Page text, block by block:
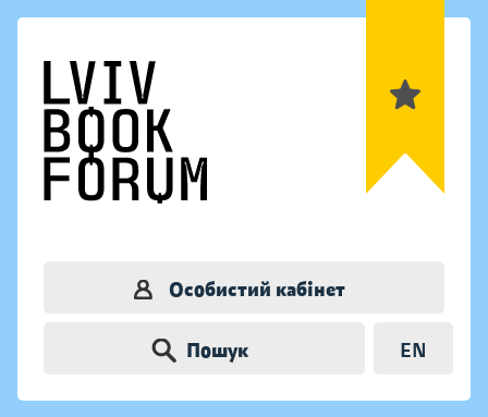
Особистий кабінет
Пошук EN